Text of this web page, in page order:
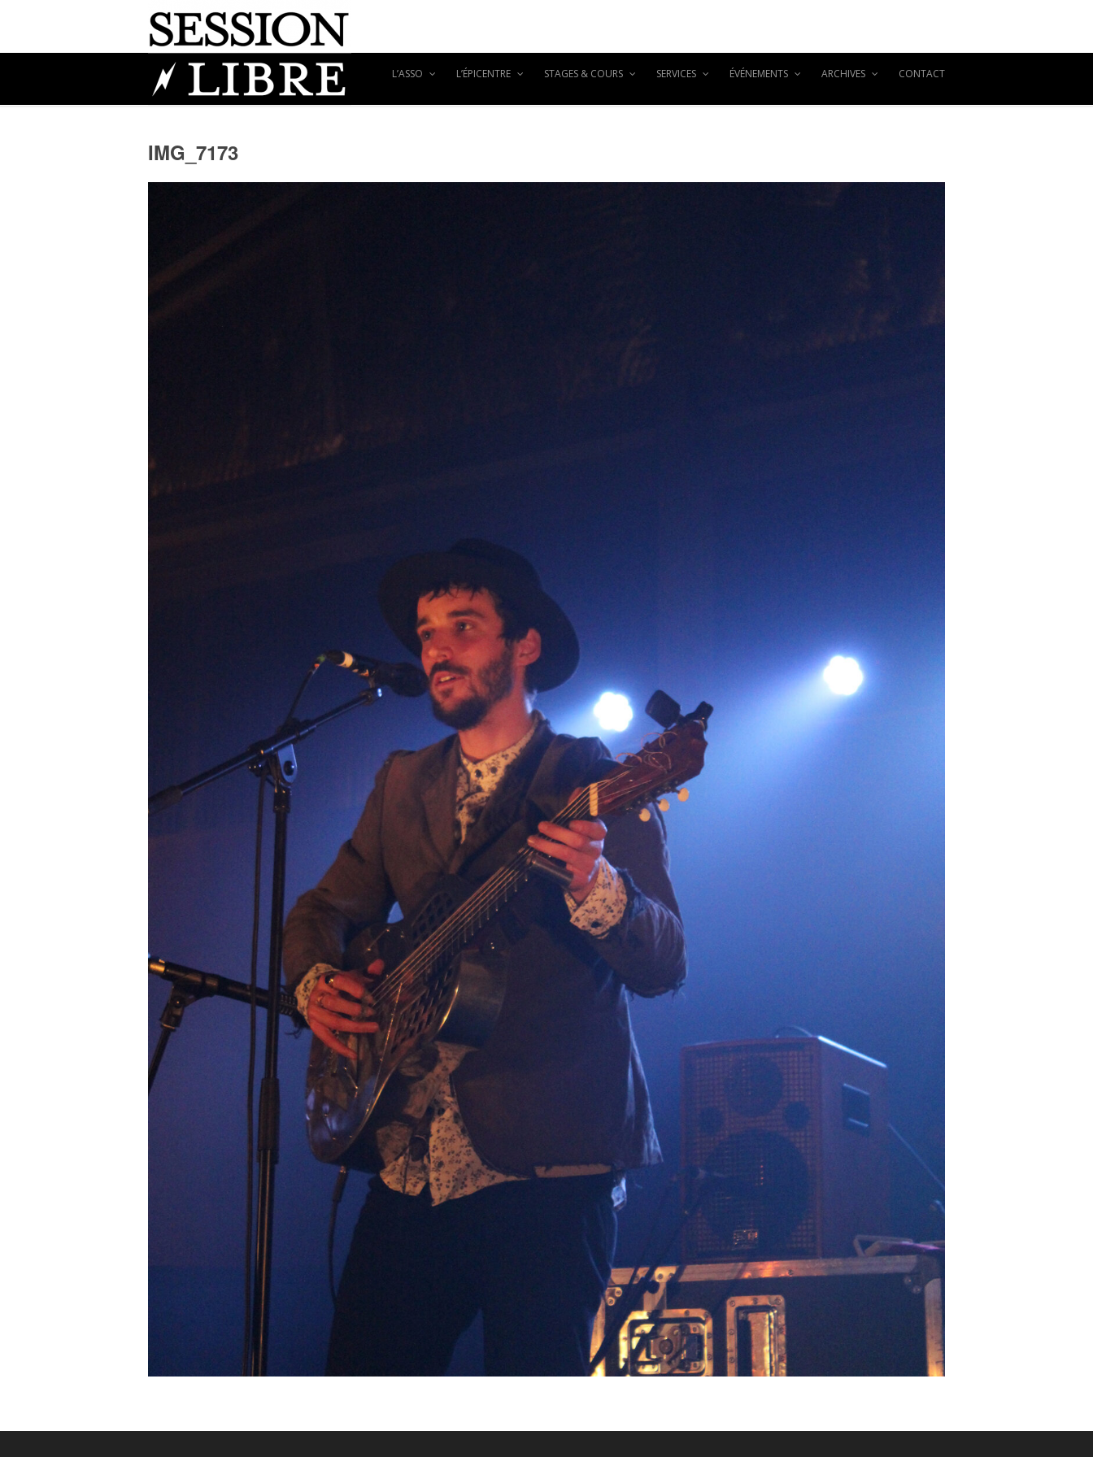
L’ASSO L’ÉPICENTRE STAGES & COURS SERVICES ÉVÉNEMENTS ARCHIVES CONTACT
IMG_7173